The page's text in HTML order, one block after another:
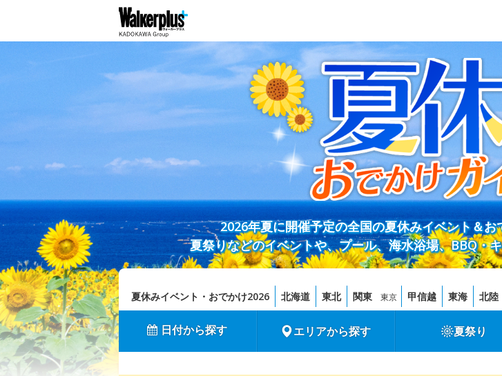
2026年夏に開催予定の全国の夏休みイベント＆
夏祭りなどのイベントや、プール、海水浴場、BBQ・
夏休みイベント・おでかけ2026 北海道 東北 関東 東京 甲信越 東海 北陸
日付から探す エリアから探す 夏祭り